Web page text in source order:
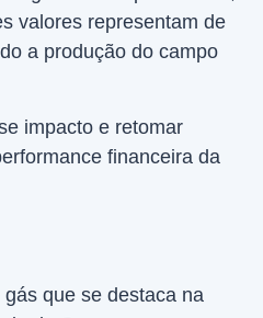
valores representam de
a produção do campo
impacto e retomar
financeira da
que se destaca na